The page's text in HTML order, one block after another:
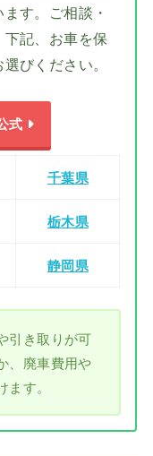
す。ご相談・
記、お車を保
びください。
式
千葉県
栃木県
静岡県
引き取りが可
、廃車費用や
す。